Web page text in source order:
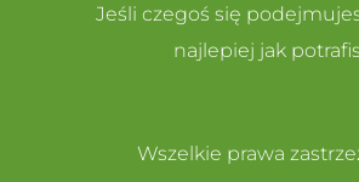
Jeśli czegoś się
najlepiej jak
Wszelkie prawa